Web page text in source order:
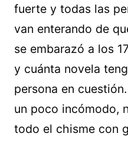
fuerte y todas las
van enterando de
se embarazó a los
y cuánta novela
persona en
un poco incómodo,
todo el chisme con